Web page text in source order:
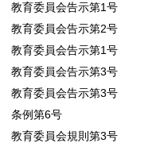
教育委員会告示第1号
教育委員会告示第2号
教育委員会告示第1号
教育委員会告示第3号
教育委員会告示第3号
条例第6号
教育委員会規則第3号